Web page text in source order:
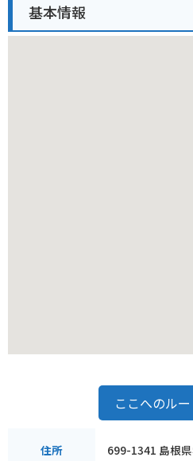
ンでは、奥出雲そばや猪肉料理な
基本情報
ここへのル
住所 699-1341 島根